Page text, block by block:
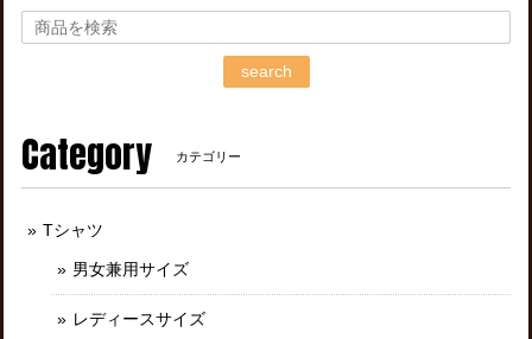
search
Category カテゴリー
Tシャツ
男女兼用サイズ
レディースサイズ